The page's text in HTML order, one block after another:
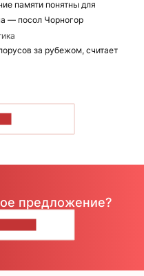
памяти понятны для
— посол Чорногор
за рубежом, считает
предложение?